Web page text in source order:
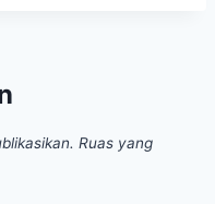
Ruas yang